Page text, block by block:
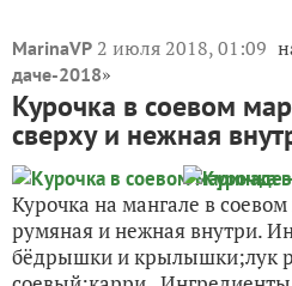
MarinaVP 2 июля 2018, 01:09
даче-2018»
Курочка в соевом
сверху и нежная
Курочка на мангале в
румяная и нежная внутри.
бёдрышки и крылышки;лук